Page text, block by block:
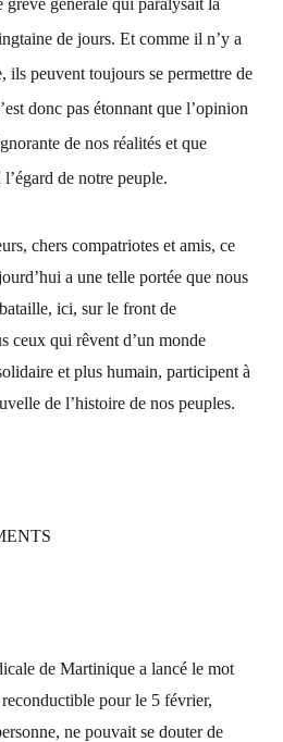
grève générale qui paralysait la
de jours. Et comme il n’y a
ils peuvent toujours se permettre de
donc pas étonnant que l’opinion
de nos réalités et que
de notre peuple.
chers compatriotes et amis, ce
a une telle portée que nous
ici, sur le front de
ceux qui rêvent d’un monde
et plus humain, participent à
de l’histoire de nos peuples.
de Martinique a lancé le mot
pour le 5 février,
ne pouvait se douter de